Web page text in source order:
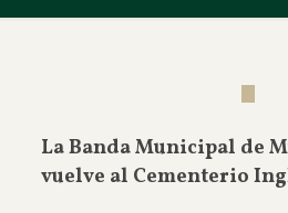
La Banda Municipal de
vuelve al Cementerio